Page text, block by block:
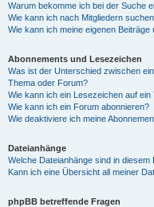
Warum bekomme ich bei der Suche
Wie kann ich nach Mitgliedern
Wie kann ich meine eigenen Beiträge
Abonnements und Lesezeichen
Was ist der Unterschied zwischen
Thema oder Forum?
Wie kann ich ein Lesezeichen auf
Wie kann ich ein Forum abonnieren?
Wie deaktiviere ich meine
Dateianhänge
Welche Dateianhänge sind in diesem
Kann ich eine Übersicht all meiner
phpBB betreffende Fragen